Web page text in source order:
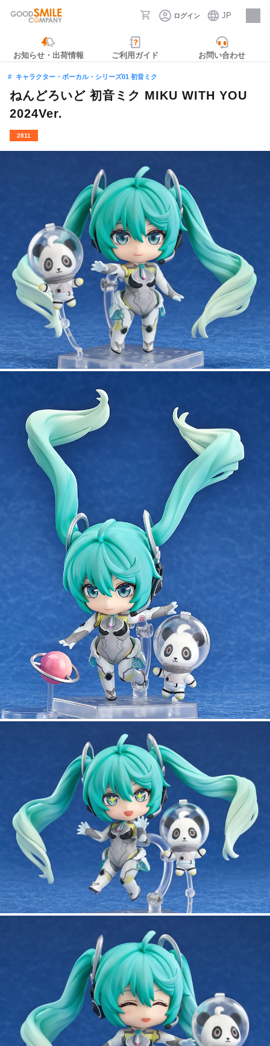
ログイン JP
採用情報
お知らせ・出荷情報 ご利用ガイド お問い合わせ
キャラクター・ボーカル・シリーズ01 初音ミク
ねんどろいど 初音ミク MIKU WITH YOU
2024Ver.
2811